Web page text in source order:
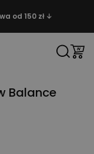
od 150 zł ↓
Balance